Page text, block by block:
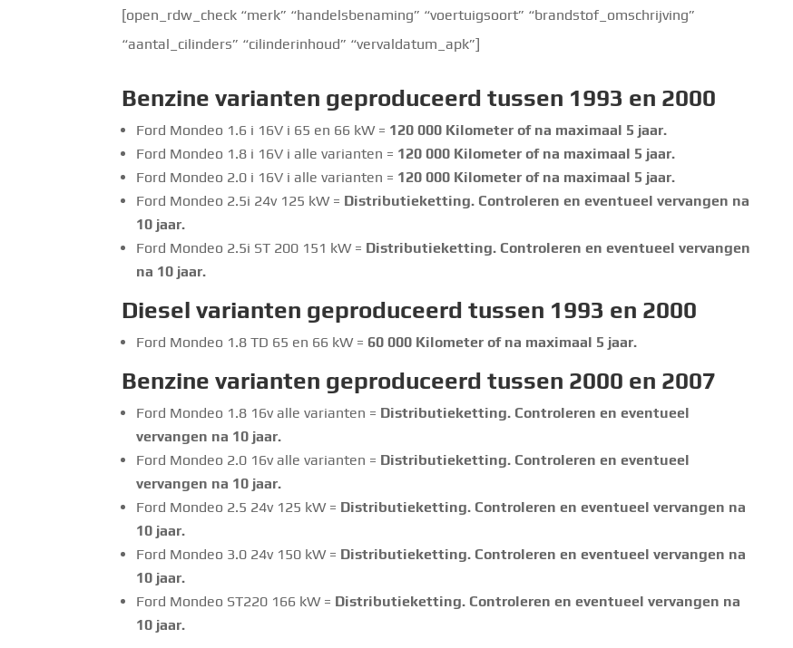
[open_rdw_check “merk” “handelsbenaming” “voertuigsoort” “brandstof_omschrijving”
“aantal_cilinders” “cilinderinhoud” “vervaldatum_apk”]
Benzine varianten geproduceerd tussen 1993 en 2000
Ford Mondeo 1.6 i 16V i 65 en 66 kW = 120 000 Kilometer of na maximaal 5 jaar.
Ford Mondeo 1.8 i 16V i alle varianten = 120 000 Kilometer of na maximaal 5 jaar.
Ford Mondeo 2.0 i 16V i alle varianten = 120 000 Kilometer of na maximaal 5 jaar.
Ford Mondeo 2.5i 24v 125 kW = Distributieketting. Controleren en eventueel vervangen na
10 jaar.
Ford Mondeo 2.5i ST 200 151 kW = Distributieketting. Controleren en eventueel vervangen
na 10 jaar.
Diesel varianten geproduceerd tussen 1993 en 2000
Ford Mondeo 1.8 TD 65 en 66 kW = 60 000 Kilometer of na maximaal 5 jaar.
Benzine varianten geproduceerd tussen 2000 en 2007
Ford Mondeo 1.8 16v alle varianten = Distributieketting. Controleren en eventueel
vervangen na 10 jaar.
Ford Mondeo 2.0 16v alle varianten = Distributieketting. Controleren en eventueel
vervangen na 10 jaar.
Ford Mondeo 2.5 24v 125 kW = Distributieketting. Controleren en eventueel vervangen na
10 jaar.
Ford Mondeo 3.0 24v 150 kW = Distributieketting. Controleren en eventueel vervangen na
10 jaar.
Ford Mondeo ST220 166 kW = Distributieketting. Controleren en eventueel vervangen na
10 jaar.